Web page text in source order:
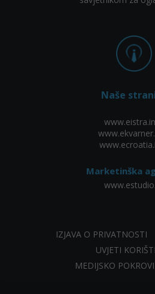
Naše
Marketinška
IZJAVA O PRIVATNOSTI
UVJETI
MEDIJSKO